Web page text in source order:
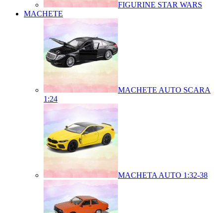
FIGURINE STAR WARS
MACHETE
MACHETE AUTO SCARA
1:24
MACHETA AUTO 1:32-38